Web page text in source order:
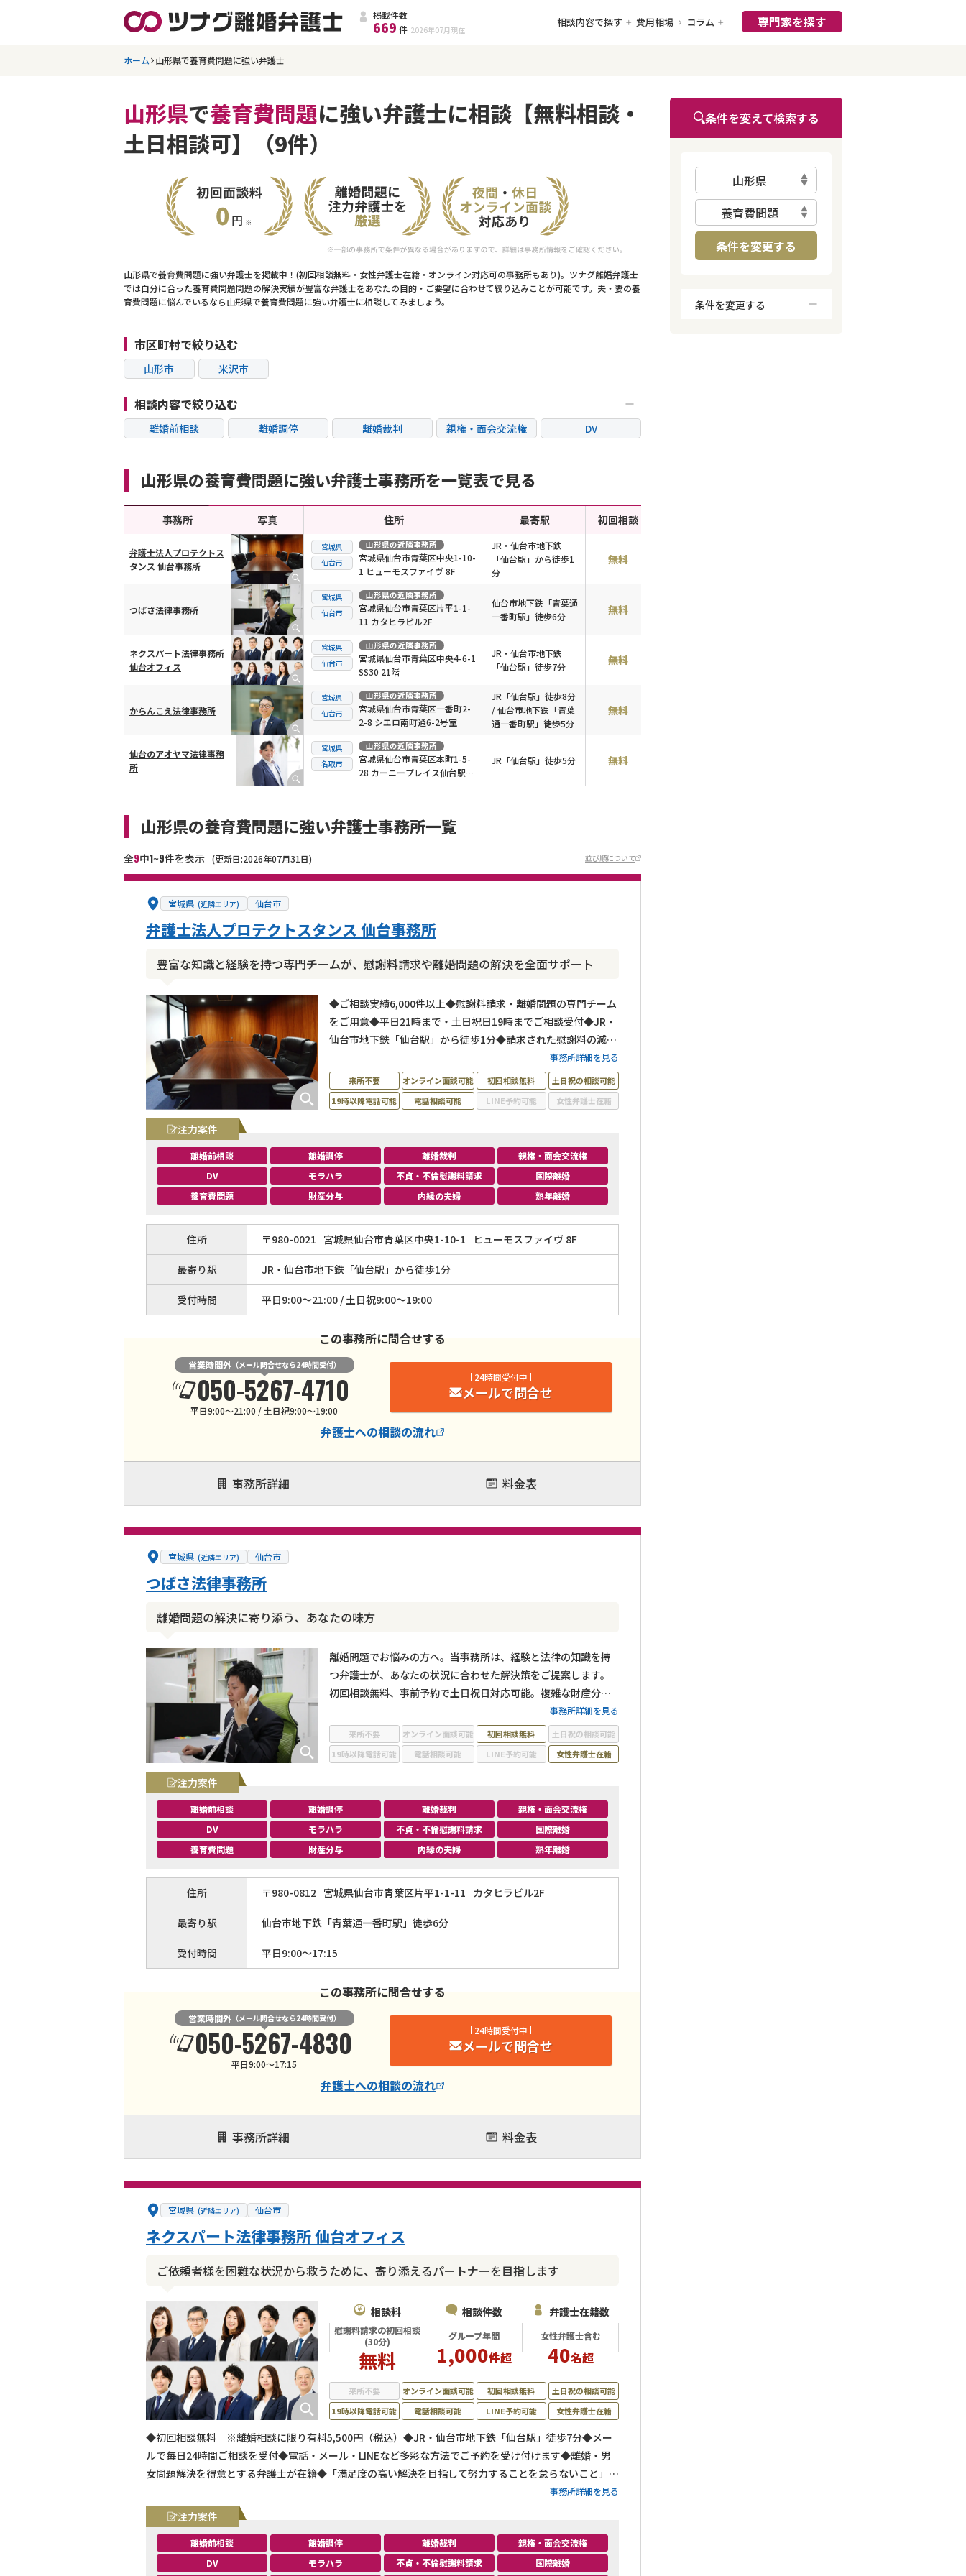
掲載件数
669 件 2026年07月 現在
相談内容で探す 費用相場 コラム 専門家を探す
ホーム 山形県で養育費問題に強い弁護士
山形県で養育費問題に強い弁護士に相談【無料相談・
土日相談可】（9件）
山形県で養育費問題に強い弁護士を掲載中！(初回相談無料・女性弁護士在籍・オンライン対応可の事務所もあり)。ツナグ離婚弁護士
では自分に合った養育費問題問題の解決実績が豊富な弁護士をあなたの目的・ご要望に合わせて絞り込みことが可能です。夫・妻の養
育費問題に悩んでいるなら山形県で養育費問題に強い弁護士に相談してみましょう。
市区町村で絞り込む
山形市 米沢市
相談内容で絞り込む
離婚前相談 離婚調停 離婚裁判 親権・面会交流権
DV
内縁の夫婦
熟年離婚
山形県の養育費問題に強い弁護士事務所を一覧表で見る
横スクロール可能
事務所 写真 住所 最寄駅 初回相談
弁護士法人プロテクトス
タンス 仙台事務所
宮城県
仙台市
山形県の近隣事務所
宮城県仙台市青葉区中央1-10-
1 ヒューモスファイヴ 8F
JR・仙台市地下鉄
「仙台駅」から徒歩1
分
無料
つばさ法律事務所
宮城県
仙台市
山形県の近隣事務所
宮城県仙台市青葉区片平1-1-
11 カタヒラビル2F
仙台市地下鉄「青葉通
一番町駅」徒歩6分
無料
ネクスパート法律事務所
仙台オフィス
宮城県
仙台市
山形県の近隣事務所
宮城県仙台市青葉区中央4-6-1
SS30 21階
JR・仙台市地下鉄
「仙台駅」徒歩7分
無料
からんこえ法律事務所
宮城県
仙台市
山形県の近隣事務所
宮城県仙台市青葉区一番町2-
2-8 シエロ南町通6-2号室
JR「仙台駅」徒歩8分
/ 仙台市地下鉄「青葉
通一番町駅」徒歩5分
無料
仙台のアオヤマ法律事務
所
宮城県
名取市
山形県の近隣事務所
宮城県仙台市青葉区本町1-5-
28 カーニープレイス仙台駅前
通403
JR「仙台駅」徒歩5分 無料
山形県の養育費問題に強い弁護士事務所一覧
全9中1~9件を表示 (更新日:2026年07月31日) 並び順について
宮城県 (近隣エリア) 仙台市
豊富な知識と経験を持つ専門チームが、慰謝料請求や離婚問題の解決を全面サポート
弁護士法人プロテクトスタンス 仙台事務所
◆ご相談実績6,000件以上◆慰謝料請求・離婚問題の専門チーム
をご用意◆平日21時まで・土日祝日19時までご相談受付◆JR・
仙台市地下鉄「仙台駅」から徒歩1分◆請求された慰謝料の減額
事務所詳細を見る
来所不要 オンライン面談可能 初回相談無料
土日祝の相談可能
19時以降電話可能
電話相談可能 LINE予約可能 女性弁護士在籍
注力案件
離婚前相談 離婚調停 離婚裁判
親権・面会交流権
DV
モラハラ 不貞・不倫慰謝料請求
国際離婚
養育費問題
財産分与 内縁の夫婦 熟年離婚
住所 〒980-0021 宮城県仙台市青葉区中央1-10-1 ヒューモスファイヴ 8F
最寄り駅 JR・仙台市地下鉄「仙台駅」から徒歩1分
受付時間 平日9:00～21:00 / 土日祝9:00～19:00
この事務所に問合せする
営業時間外（メール問合せなら24時間受付）
050-5267-4710
平日9:00～21:00 / 土日祝9:00～19:00
24時間受付中
メールで問合せ
弁護士への相談の流れ
事務所詳細 料金表
宮城県 (近隣エリア) 仙台市
離婚問題の解決に寄り添う、あなたの味方
つばさ法律事務所
離婚問題でお悩みの方へ。当事務所は、経験と法律の知識を持
つ弁護士が、あなたの状況に合わせた解決策をご提案します。
初回相談無料、事前予約で土日祝日対応可能。複雑な財産分与
事務所詳細を見る
来所不要 オンライン面談可能 初回相談無料
土日祝の相談可能
19時以降電話可能
電話相談可能 LINE予約可能 女性弁護士在籍
注力案件
離婚前相談 離婚調停 離婚裁判
親権・面会交流権
DV
モラハラ 不貞・不倫慰謝料請求
国際離婚
養育費問題
財産分与 内縁の夫婦 熟年離婚
住所 〒980-0812 宮城県仙台市青葉区片平1-1-11 カタヒラビル2F
最寄り駅 仙台市地下鉄「青葉通一番町駅」徒歩6分
受付時間 平日9:00〜17:15
この事務所に問合せする
営業時間外（メール問合せなら24時間受付）
050-5267-4830
平日9:00〜17:15
24時間受付中
メールで問合せ
弁護士への相談の流れ
事務所詳細 料金表
宮城県 (近隣エリア) 仙台市
ご依頼者様を困難な状況から救うために、寄り添えるパートナーを目指します
ネクスパート法律事務所 仙台オフィス
相談料
慰謝料請求の初回相談
(30分)
無料
相談件数
グループ年間
1,000件超
弁護士在籍数
女性弁護士含む
40名超
◆初回相談無料 ※離婚相談に限り有料5,500円（税込）◆JR・仙台市地下鉄「仙台駅」徒歩7分◆メー
ルで毎日24時間ご相談を受付◆電話・メール・LINEなど多彩な方法でご予約を受け付けます◆離婚・男
女問題解決を得意とする弁護士が在籍◆「満足度の高い解決を目指して努力することを怠らないこと」の
事務所詳細を見る
来所不要 オンライン面談可能 初回相談無料
土日祝の相談可能
19時以降電話可能
電話相談可能 LINE予約可能 女性弁護士在籍
注力案件
離婚前相談 離婚調停 離婚裁判
親権・面会交流権
DV
モラハラ 不貞・不倫慰謝料請求 国際離婚
条件を変えて検索する
山形県
養育費問題
条件を変更する
条件を変更する